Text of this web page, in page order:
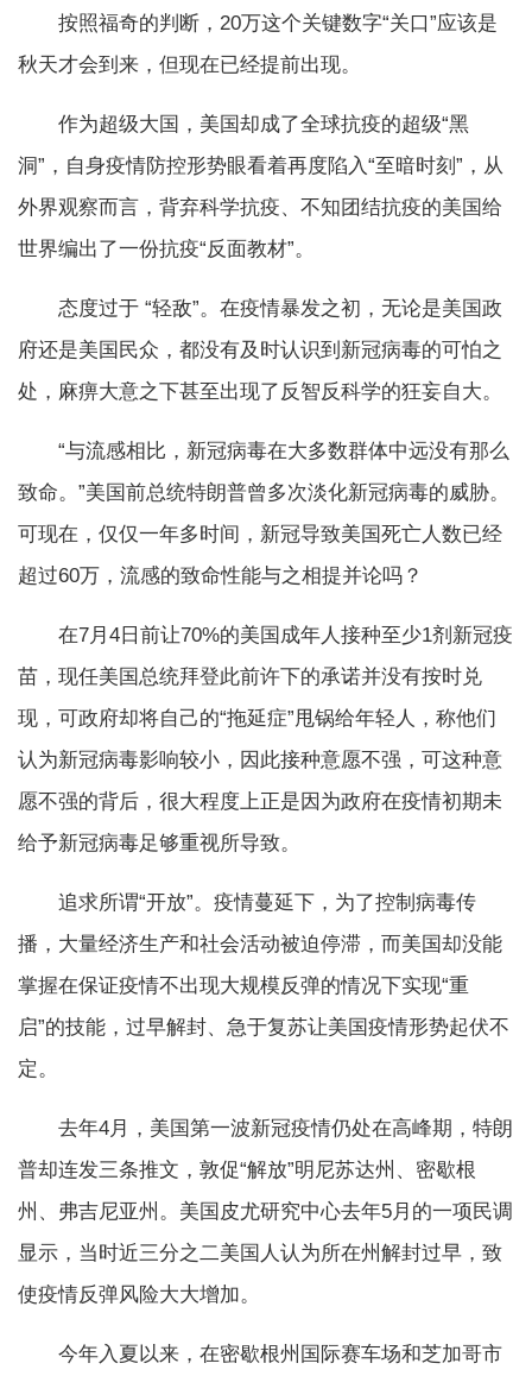
按照福奇的判断，20万这个关键数字“关口”应该是
秋天才会到来，但现在已经提前出现。
作为超级大国，美国却成了全球抗疫的超级“黑
洞”，自身疫情防控形势眼看着再度陷入“至暗时刻”，从
外界观察而言，背弃科学抗疫、不知团结抗疫的美国给
世界编出了一份抗疫“反面教材”。
态度过于 “轻敌”。在疫情暴发之初，无论是美国政
府还是美国民众，都没有及时认识到新冠病毒的可怕之
处，麻痹大意之下甚至出现了反智反科学的狂妄自大。
“与流感相比，新冠病毒在大多数群体中远没有那么
致命。”美国前总统特朗普曾多次淡化新冠病毒的威胁。
可现在，仅仅一年多时间，新冠导致美国死亡人数已经
超过60万，流感的致命性能与之相提并论吗？
在7月4日前让70%的美国成年人接种至少1剂新冠疫
苗，现任美国总统拜登此前许下的承诺并没有按时兑
现，可政府却将自己的“拖延症”甩锅给年轻人，称他们
认为新冠病毒影响较小，因此接种意愿不强，可这种意
愿不强的背后，很大程度上正是因为政府在疫情初期未
给予新冠病毒足够重视所导致。
追求所谓“开放”。疫情蔓延下，为了控制病毒传
播，大量经济生产和社会活动被迫停滞，而美国却没能
掌握在保证疫情不出现大规模反弹的情况下实现“重
启”的技能，过早解封、急于复苏让美国疫情形势起伏不
定。
去年4月，美国第一波新冠疫情仍处在高峰期，特朗
普却连发三条推文，敦促“解放”明尼苏达州、密歇根
州、弗吉尼亚州。美国皮尤研究中心去年5月的一项民调
显示，当时近三分之二美国人认为所在州解封过早，致
使疫情反弹风险大大增加。
今年入夏以来，在密歇根州国际赛车场和芝加哥市